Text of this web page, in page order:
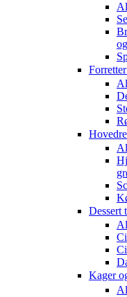
Dessert
Kager